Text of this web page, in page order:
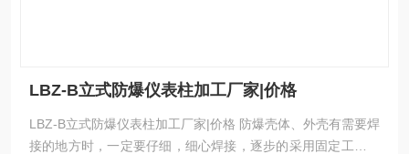
LBZ-B立式防爆仪表柱加工厂家|价格
LBZ-B立式防爆仪表柱加工厂家|价格 防爆壳体、外壳有需要焊
接的地方时，一定要仔细，细心焊接，逐步的采用固定工艺装